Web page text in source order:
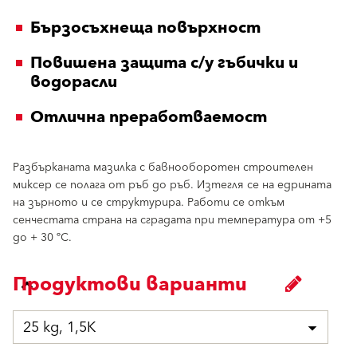
Бързосъхнеща повърхност
Повишена защита с/у гъбички и
водорасли
Отлична преработваемост
Разбърканата мазилка с бавнооборотен строителен
миксер се полага от ръб до ръб. Изтегля се на едрината
на зърното и се структурира. Работи се откъм
сенчестата страна на сградата при температура от +5
до + 30 ºC.
Продуктови варианти
25 kg, 1,5K